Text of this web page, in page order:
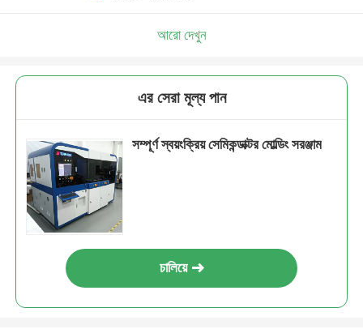
আরো দেখুন
এর সেরা মূল্য পান
সম্পূর্ণ স্বয়ংক্রিয় সেমিকন্ডাক্টর মোল্ডিং সরঞ্জাম
চালিয়ে